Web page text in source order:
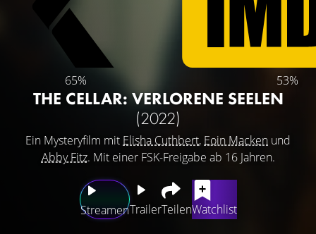
65% 53%
THE CELLAR: VERLORENE SEELEN
(2022)
Ein Mysteryfilm mit Elisha Cuthbert, Eoin Macken und
Abby Fitz. Mit einer FSK-Freigabe ab 16 Jahren.
StreamenTrailerTeilenWatchlist